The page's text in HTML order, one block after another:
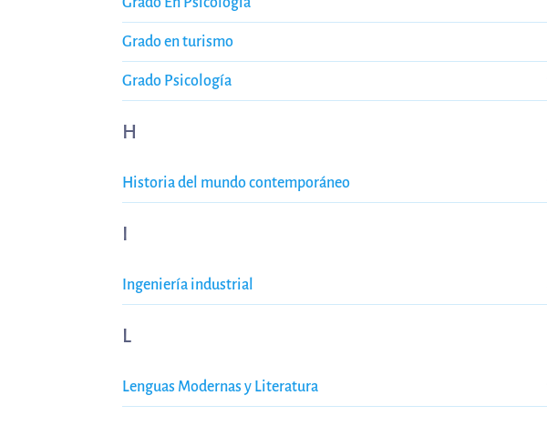
Grado en turismo
Grado Psicología
H
Historia del mundo contemporáneo
I
Ingeniería industrial
L
Lenguas Modernas y Literatura